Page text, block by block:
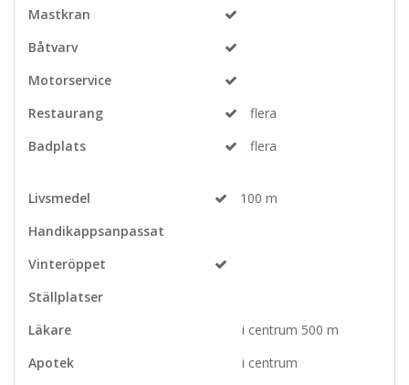
Mastkran
Båtvarv
Motorservice
Restaurang
flera
Badplats
flera
Livsmedel
100 m
Handikappsanpassat
Vinteröppet
Ställplatser
Läkare
i centrum 500 m
Apotek
i centrum